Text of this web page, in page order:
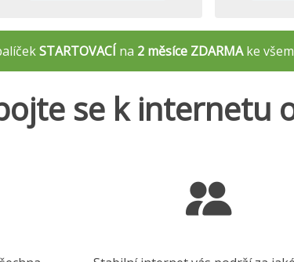
STARTOVACÍ na 2 měsíce ZDARMAke
se k internetu